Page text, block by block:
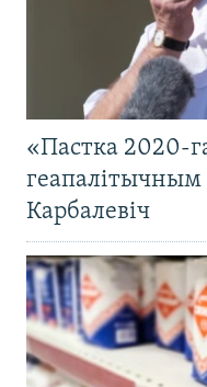
«Пастка 2020-
геапалітычным
Карбалевіч